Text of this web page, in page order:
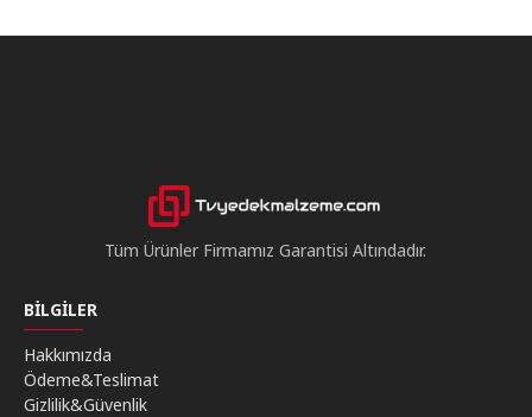
Tüm Ürünler Firmamız Garantisi Altındadır.
BILGILER
Hakkımızda
Ödeme&Teslimat
Gizlilik&Güvenlik